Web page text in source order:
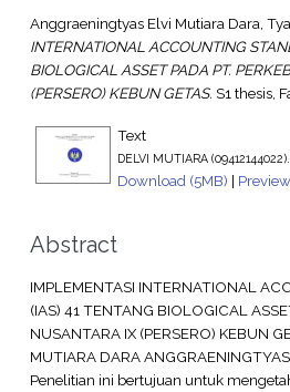
Anggraeningtyas Elvi Mutiara Dara,
INTERNATIONAL ACCOUNTING
BIOLOGICAL ASSET PADA PT.
(PERSERO) KEBUN GETAS. S1 thesis,
Text
DELVI MUTIARA
Download (5MB) | Preview
Abstract
IMPLEMENTASI INTERNATIONAL
(IAS) 41 TENTANG BIOLOGICAL
NUSANTARA IX (PERSERO) KEBUN
MUTIARA DARA
Penelitian ini bertujuan untuk